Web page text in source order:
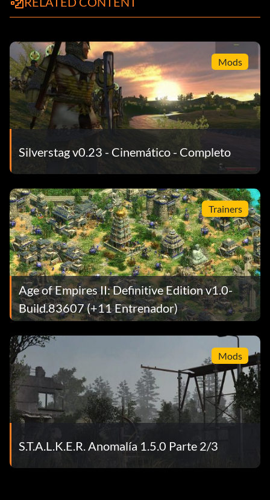
Mods
Silverstag v0.23 - Cinemático - Completo
Trainers
Age of Empires II: Definitive Edition v1.0-
Build.83607 (+11 Entrenador)
Mods
S.T.A.L.K.E.R. Anomalía 1.5.0 Parte 2/3